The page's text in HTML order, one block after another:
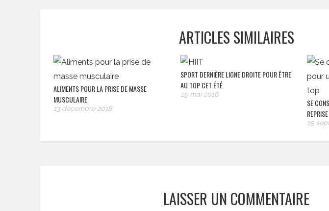
ARTICLES SIMILAIRES
ALIMENTS POUR LA PRISE DE MASSE
MUSCULAIRE
13 décembre 2018
SPORT DERNIÈRE LIGNE DROITE POUR ÊTRE
AU TOP CET ÉTÉ
25 mai 2016
SE
15
LAISSER UN COMMENTAIRE